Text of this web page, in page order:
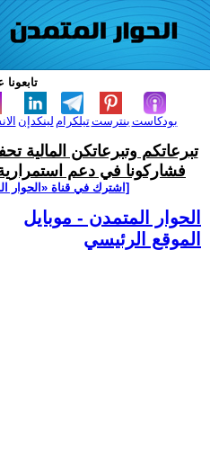
لينكدإن تيلكرامبنترست بودكاست
تبرعاتكم وتبرعاتكن المالية
فشاركونا في دعم
[اشترك في قناة ‫«الحوار
الحوار المتمدن - موبايل
الموقع الرئيسي